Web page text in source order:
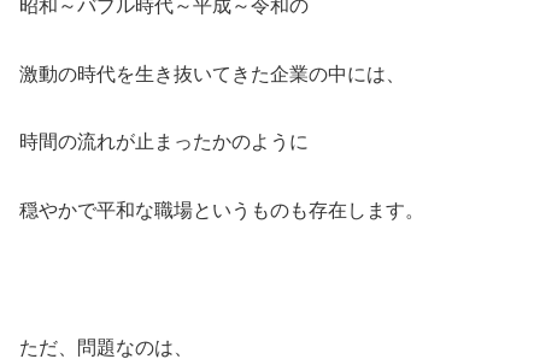
昭和～バブル時代～平成～令和の
激動の時代を生き抜いてきた企業の中には、
時間の流れが止まったかのように
穏やかで平和な職場というものも存在します。
ただ、問題なのは、